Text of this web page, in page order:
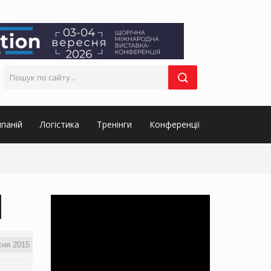
Логістика Тренінги Конференції
2015